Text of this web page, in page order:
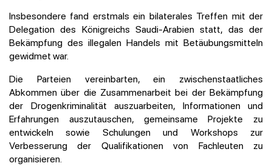
Insbesondere fand erstmals ein bilaterales Treffen mit der
Delegation des Königreichs Saudi-Arabien statt, das der
Bekämpfung des illegalen Handels mit Betäubungsmitteln
gewidmet war.
Die Parteien vereinbarten, ein zwischenstaatliches
Abkommen über die Zusammenarbeit bei der Bekämpfung
der Drogenkriminalität auszuarbeiten, Informationen und
Erfahrungen auszutauschen, gemeinsame Projekte zu
entwickeln sowie Schulungen und Workshops zur
Verbesserung der Qualifikationen von Fachleuten zu
organisieren.